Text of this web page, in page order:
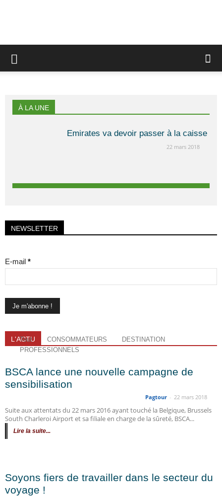
À LA UNE
Emirates va devoir passer à la caisse
22 mars 2018
NEWSLETTER
E-mail *
L'ACTU
Tout CONSOMMATEURS
DESTINATION
PROFESSIONNELS
BSCA lance une nouvelle campagne de
sensibilisation
Pagtour - 22 mars 2018
Suite aux attentats du 22 mars 2016 ayant touché la Belgique, Brussels
South Charleroi Airport et sa filiale en charge de la sûreté, BSCA...
Lire la suite...
Soyons fiers de travailler dans le secteur du
voyage !